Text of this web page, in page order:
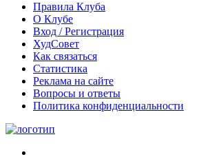
Правила Клуба
О Клубе
Вход / Регистрация
ХудСовет
Как связаться
Статистика
Реклама на сайте
Вопросы и ответы
Политика конфиденциальности